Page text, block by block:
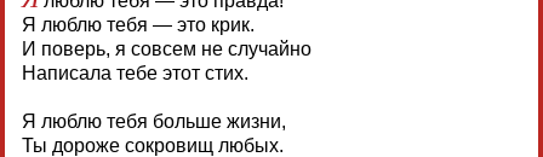
Я люблю тебя — это крик.
И поверь, я совсем не случайно
Написала тебе этот стих.
Я люблю тебя больше жизни,
Ты дороже сокровищ любых.